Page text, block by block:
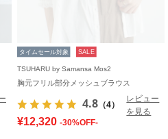
タイムセール対象 SALE
TSUHARU by Samansa Mos2
胸元フリル部分メッシュブラウス
4.8 （4）
レビュー
を見る
¥12,320 -30%OFF-